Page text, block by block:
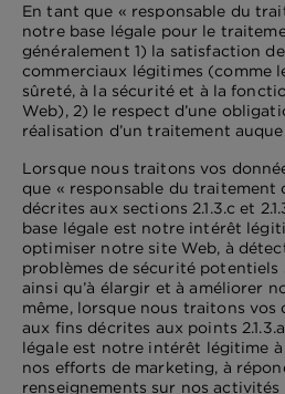
En tant que « responsable du
notre base légale pour le
généralement 1) la satisfaction
commerciaux légitimes (comme
sûreté, à la sécurité et à la
Web), 2) le respect d’une
réalisation d’un traitement
Lorsque nous traitons vos
que « responsable du traitement
décrites aux sections 2.1.3.c et
base légale est notre intérêt
optimiser notre site Web, à
problèmes de sécurité potentiels
ainsi qu’à élargir et à améliorer
même, lorsque nous traitons vos
aux fins décrites aux points
légale est notre intérêt légitime
nos efforts de marketing, à
renseignements sur nos activités